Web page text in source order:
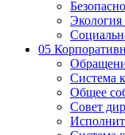
Экология
05
Система
Общее
Совет